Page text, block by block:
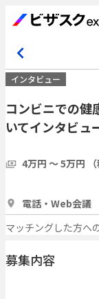
インタビュー
コンビニでの健
いてインタビュ
4万円 〜 5万円 （
電話・Web会議
マッチングした方へ
募集内容